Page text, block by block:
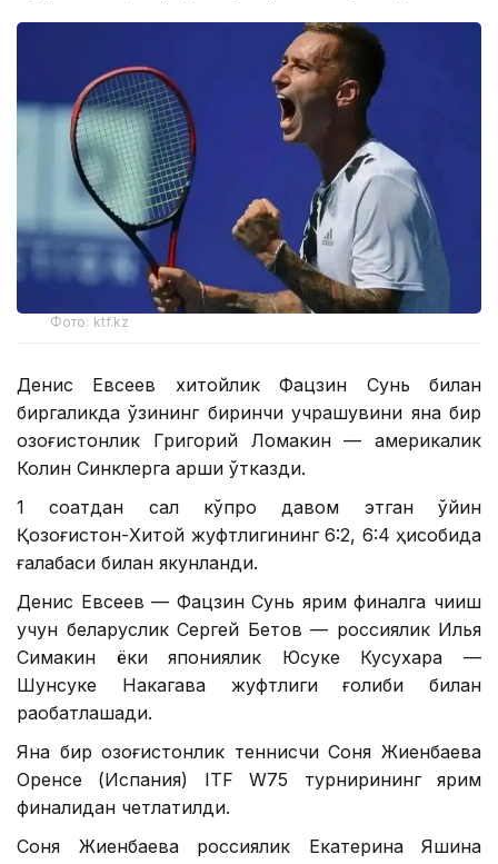
Фото: ktf.kz
Денис Евсеев хитойлик Фацзин Сунь билан
биргаликда ўзининг биринчи учрашувини яна бир
қозоғистонлик Григорий Ломакин — америкалик
Колин Синклерга қарши ўтказди.
1 соатдан сал кўпроқ давом этган ўйин
Қозоғистон-Хитой жуфтлигининг 6:2, 6:4 ҳисобида
ғалабаси билан якунланди.
Денис Евсеев — Фацзин Сунь ярим финалга чиқиш
учун беларуслик Сергей Бетов — россиялик Илья
Симакин ёки япониялик Юсуке Кусухара —
Шунсуке Накагава жуфтлиги ғолиби билан
рақобатлашади.
Яна бир қозоғистонлик теннисчи Соня Жиенбаева
Оренсе (Испания) ITF W75 турнирининг ярим
финалидан четлатилди.
Соня Жиенбаева россиялик Екатерина Яшина